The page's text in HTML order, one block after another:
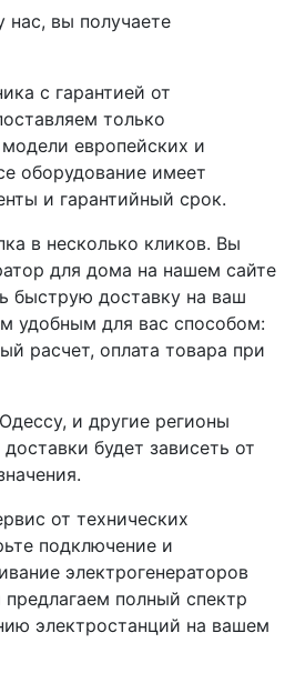
нас, вы получаете
с гарантией от
только
европейских и
оборудование имеет
и гарантийный срок.
в несколько кликов. Вы
для дома на нашем сайте
быструю доставку на ваш
удобным для вас способом:
расчет, оплата товара при
и другие регионы
будет зависеть от
от технических
подключение и
электрогенераторов
полный спектр
электростанций на вашем